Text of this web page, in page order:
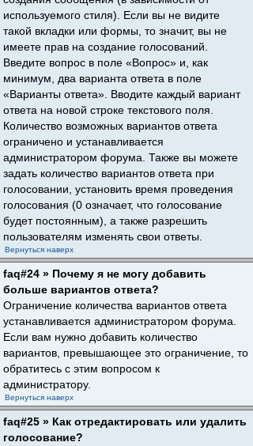
используемого стиля). Если вы не видите
такой вкладки или формы, то значит, вы не
имеете прав на создание голосований.
Введите вопрос в поле «Вопрос» и, как
минимум, два варианта ответа в поле
«Варианты ответа». Вводите каждый вариант
ответа на новой строке текстового поля.
Количество возможных вариантов ответа
ограничено и устанавливается
администратором форума. Также вы можете
задать количество вариантов ответа при
голосовании, установить время проведения
голосования (0 означает, что голосование
будет постоянным), а также разрешить
пользователям изменять свои ответы.
Вернуться наверх
faq#24 » Почему я не могу добавить
больше вариантов ответа?
Ограничение количества вариантов ответа
устанавливается администратором форума.
Если вам нужно добавить количество
вариантов, превышающее это ограничение, то
обратитесь с этим вопросом к
администратору.
Вернуться наверх
faq#25 » Как отредактировать или удалить
голосование?